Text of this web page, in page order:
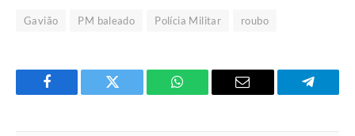
Gavião PM baleado Polícia Militar roubo
Facebook Twitter
O
E-